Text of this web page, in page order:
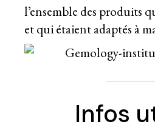
l’ensemble des produits
et qui étaient adaptés à
Infos